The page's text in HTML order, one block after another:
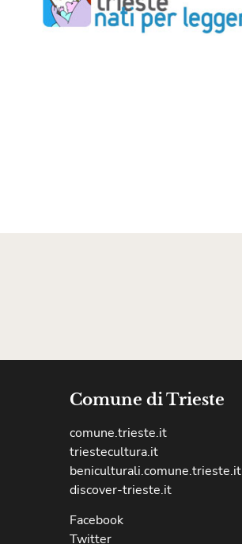
Comune di Trieste
comune.trieste.it
triestecultura.it
beniculturali.comune.trieste.it
discover-trieste.it
Facebook
Twitter